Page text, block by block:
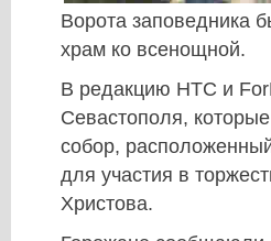
Ворота заповедника
храм ко всенощной.
В редакцию НТС и
Севастополя,
собор,
для участия в
Христова.